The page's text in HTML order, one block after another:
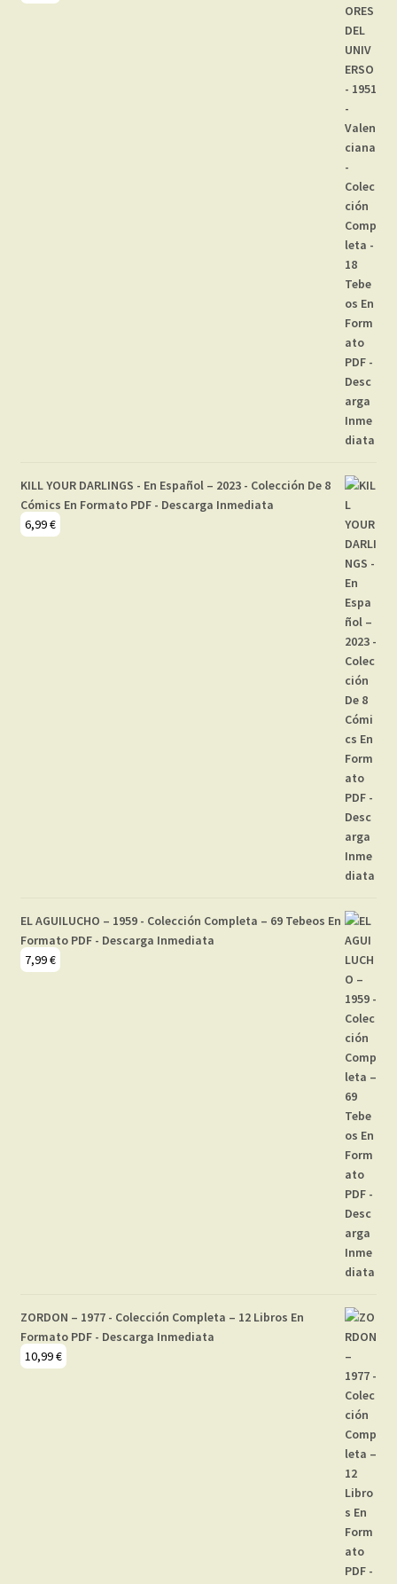
KILL YOUR DARLINGS - En Español – 2023 - Colección De 8
Cómics En Formato PDF - Descarga Inmediata
6,99€
EL AGUILUCHO – 1959 - Colección Completa – 69 Tebeos En
Formato PDF - Descarga Inmediata
7,99€
ZORDON – 1977 - Colección Completa – 12 Libros En
Formato PDF - Descarga Inmediata
10,99€